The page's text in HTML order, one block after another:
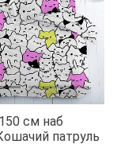
см наб
патруль